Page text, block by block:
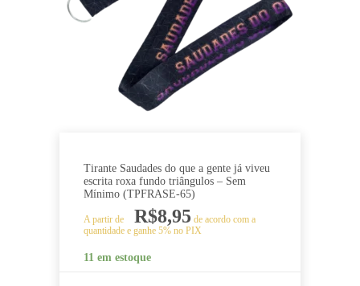
Tirante Saudades do que a gente já viveu
escrita roxa fundo triângulos – Sem
Mínimo (TPFRASE-65)
A partir de R$8,95 de acordo com a
quantidade e ganhe 5% no PIX
11 em estoque